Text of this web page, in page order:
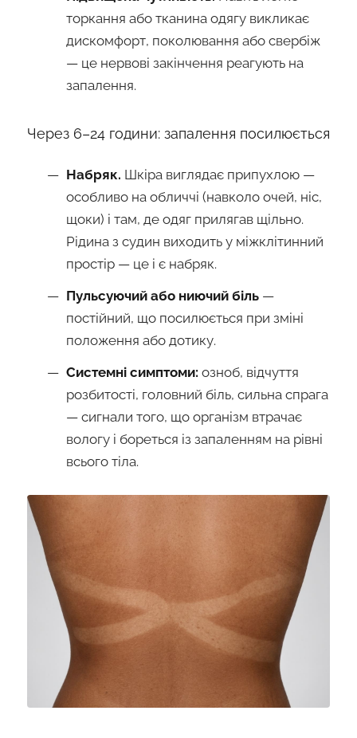
торкання або тканина одягу викликає
дискомфорт, поколювання або свербіж
— це нервові закінчення реагують на
запалення.
Через 6–24 години: запалення посилюється
Набряк. Шкіра виглядає припухлою —
особливо на обличчі (навколо очей, ніс,
щоки) і там, де одяг прилягав щільно.
Рідина з судин виходить у міжклітинний
простір — це і є набряк.
Пульсуючий або ниючий біль —
постійний, що посилюється при зміні
положення або дотику.
Системні симптоми: озноб, відчуття
розбитості, головний біль, сильна спрага
— сигнали того, що організм втрачає
вологу і бореться із запаленням на рівні
всього тіла.